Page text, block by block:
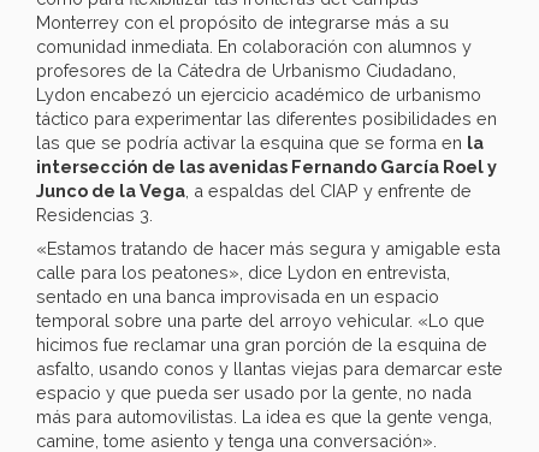
Monterrey con el propósito de integrarse más a su
comunidad inmediata. En colaboración con alumnos y
profesores de la Cátedra de Urbanismo Ciudadano,
Lydon encabezó un ejercicio académico de urbanismo
táctico para experimentar las diferentes posibilidades en
las que se podría activar la esquina que se forma en la
intersección de las avenidas Fernando García Roel y
Junco de la Vega , a espaldas del CIAP y enfrente de
Residencias 3.
«Estamos tratando de hacer más segura y amigable esta
calle para los peatones», dice Lydon en entrevista,
sentado en una banca improvisada en un espacio
temporal sobre una parte del arroyo vehicular. «Lo que
hicimos fue reclamar una gran porción de la esquina de
asfalto, usando conos y llantas viejas para demarcar este
espacio y que pueda ser usado por la gente, no nada
más para automovilistas. La idea es que la gente venga,
camine, tome asiento y tenga una conversación».